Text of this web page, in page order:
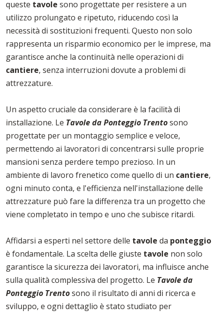
queste tavole sono progettate per resistere a un
utilizzo prolungato e ripetuto, riducendo così la
necessità di sostituzioni frequenti. Questo non solo
rappresenta un risparmio economico per le imprese, ma
garantisce anche la continuità nelle operazioni di
cantiere, senza interruzioni dovute a problemi di
attrezzature.
Un aspetto cruciale da considerare è la facilità di
installazione. Le Tavole da Ponteggio Trentosono
progettate per un montaggio semplice e veloce,
permettendo ai lavoratori di concentrarsi sulle proprie
mansioni senza perdere tempo prezioso. In un
ambiente di lavoro frenetico come quello di un cantiere,
ogni minuto conta, e l'efficienza nell'installazione delle
attrezzature può fare la differenza tra un progetto che
viene completato in tempo e uno che subisce ritardi.
Affidarsi a esperti nel settore delle tavole da ponteggio
è fondamentale. La scelta delle giuste tavole non solo
garantisce la sicurezza dei lavoratori, ma influisce anche
sulla qualità complessiva del progetto. Le Tavole da
Ponteggio Trentosono il risultato di anni di ricerca e
sviluppo, e ogni dettaglio è stato studiato per